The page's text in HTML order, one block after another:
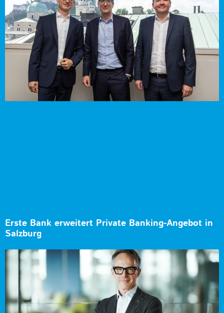
Erste Bank erweitert Private Banking-Angebot in
Salzburg